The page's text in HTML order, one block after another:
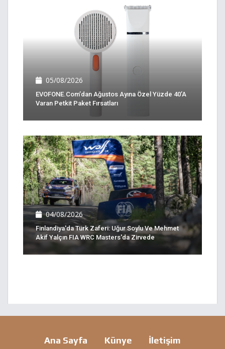
05/08/2026
EVOFONE.com’dan Ağustos Ayına Özel Yüzde 40’a
Varan Petkit Paket Fırsatları
04/08/2026
Finlandiya'da Türk Zaferi: Uğur Soylu Ve Mehmet
Akif Yalçın FIA WRC Masters'da Zirvede
Ana Sayfa Künye İletişim